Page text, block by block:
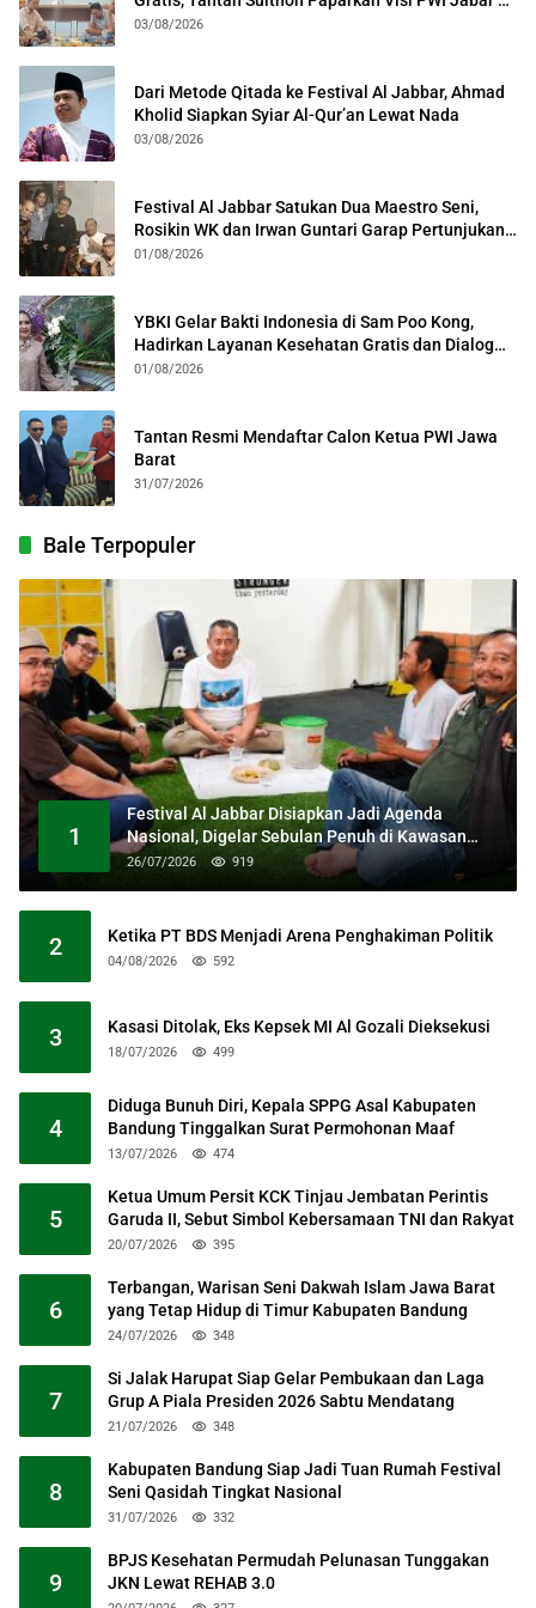
Kota Bogor
03/08/2026
Dari Metode Qitada ke Festival Al Jabbar, Ahmad
Kholid Siapkan Syiar Al-Qur’an Lewat Nada
03/08/2026
Festival Al Jabbar Satukan Dua Maestro Seni,
Rosikin WK dan Irwan Guntari Garap Pertunjukan
Kolosal
01/08/2026
YBKI Gelar Bakti Indonesia di Sam Poo Kong,
Hadirkan Layanan Kesehatan Gratis dan Dialog
Kebangsaan
01/08/2026
Tantan Resmi Mendaftar Calon Ketua PWI Jawa
Barat
31/07/2026
Bale Terpopuler
1
Festival Al Jabbar Disiapkan Jadi Agenda
Nasional, Digelar Sebulan Penuh di Kawasan
Masjid Raya Al Jabbar
26/07/2026 919
2 Ketika PT BDS Menjadi Arena Penghakiman Politik
04/08/2026 592
3 Kasasi Ditolak, Eks Kepsek MI Al Gozali Dieksekusi
18/07/2026 499
4
Diduga Bunuh Diri, Kepala SPPG Asal Kabupaten
Bandung Tinggalkan Surat Permohonan Maaf
13/07/2026 474
5
Ketua Umum Persit KCK Tinjau Jembatan Perintis
Garuda II, Sebut Simbol Kebersamaan TNI dan Rakyat
20/07/2026 395
6
Terbangan, Warisan Seni Dakwah Islam Jawa Barat
yang Tetap Hidup di Timur Kabupaten Bandung
24/07/2026 348
7
Si Jalak Harupat Siap Gelar Pembukaan dan Laga
Grup A Piala Presiden 2026 Sabtu Mendatang
21/07/2026 348
8
Kabupaten Bandung Siap Jadi Tuan Rumah Festival
Seni Qasidah Tingkat Nasional
31/07/2026 332
9
BPJS Kesehatan Permudah Pelunasan Tunggakan
JKN Lewat REHAB 3.0